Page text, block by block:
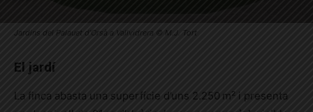
Jardins del Palauet d’Orsà a Vallvidrera © M.J. Tort
El jardí
La finca abasta una superfície d’uns 2.250 m² i presenta